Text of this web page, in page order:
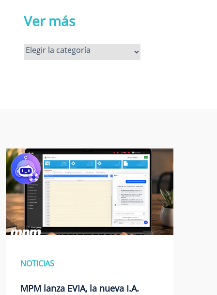
Ver más
Ver
más
NOTICIAS
MPM lanza EVIA, la nueva I.A.